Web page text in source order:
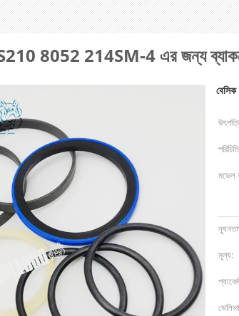
214SM-4 এর জন্য ব্যাকহো
মডেল
ন্যূনতম
মূল্য: